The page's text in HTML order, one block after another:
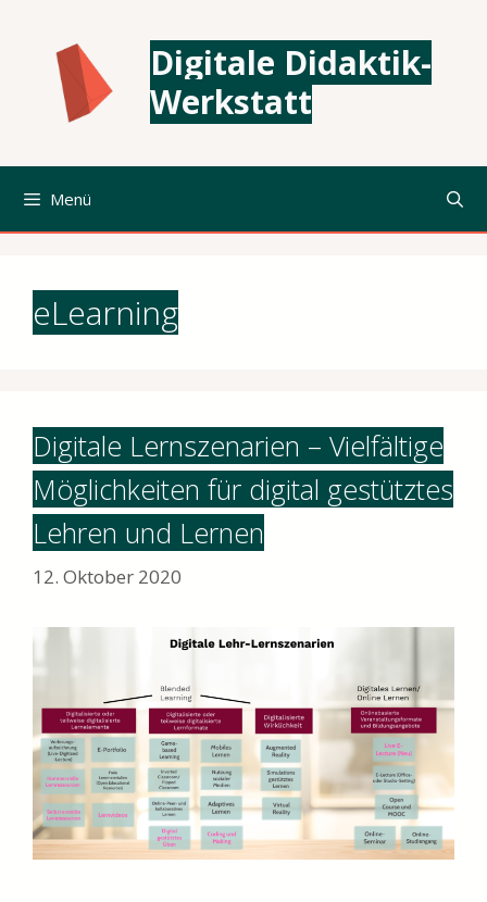
springen
Digitale Didaktik-
Werkstatt
Menü
eLearning
Digitale Lernszenarien – Vielfältige
Möglichkeiten für digital gestütztes
Lehren und Lernen
12. Oktober 2020